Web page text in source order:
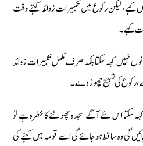
کہے، لیکن رکوع میں تکبیرات زوائد کہتے وقت
کہے۔
نہیں کہہ سکتا بلکہ صرف مکمل تکبیرات زوائد
رکوع کی تسبیح چھوڑ دے۔
سکتا اس لئے آگے سجدہ چھوٹنے کا خطرہ ہے تو
گی وہ ساقط ہوجائے گی اسے قومہ میں کہنے کی